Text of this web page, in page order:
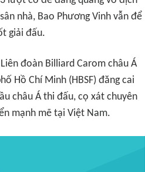
nhà, Bao Phương Vinh vẫn để
giải đấu.
đoàn Billiard Carom châu Á
Hồ Chí Minh (HBSF) đăng cai
châu Á thi đấu, cọ xát chuyên
mạnh mẽ tại Việt Nam.